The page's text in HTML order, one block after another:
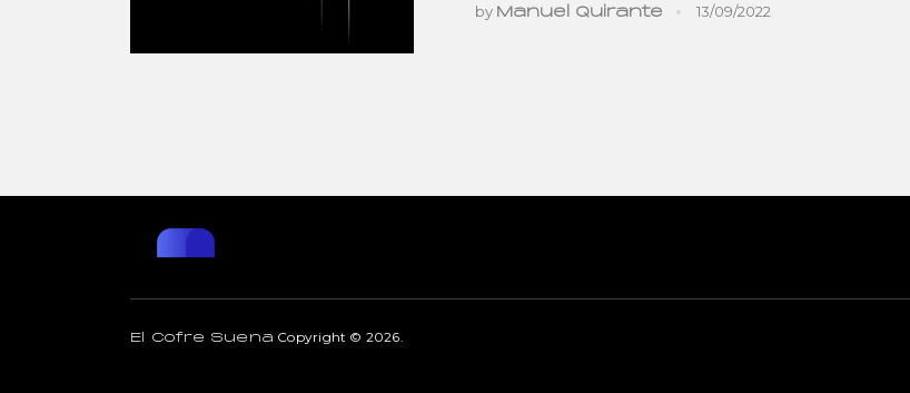
by Manuel Quirante 13/09/2022
El Cofre Suena Copyright © 2026.